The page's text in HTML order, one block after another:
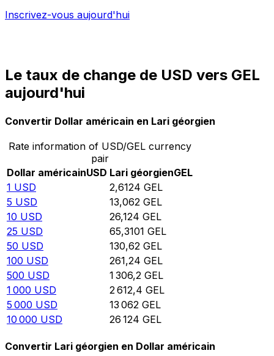
Inscrivez-vous aujourd'hui
Le taux de change de USD vers GEL
aujourd'hui
Convertir Dollar américain en Lari géorgien
Rate information of USD/GEL currency
pair
Dollar américainUSD Lari géorgienGEL
1 USD 2,6124 GEL
5 USD 13,062 GEL
10 USD 26,124 GEL
25 USD 65,3101 GEL
50 USD 130,62 GEL
100 USD 261,24 GEL
500 USD 1 306,2 GEL
1 000 USD 2 612,4 GEL
5 000 USD 13 062 GEL
10 000 USD 26 124 GEL
Convertir Lari géorgien en Dollar américain